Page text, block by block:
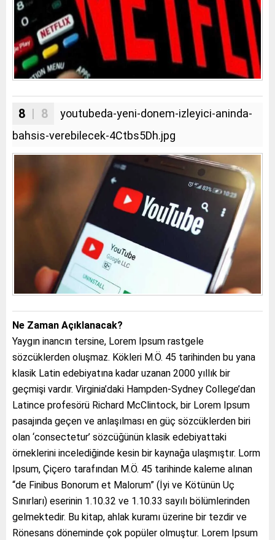
8 | 8
youtubeda-yeni-donem-izleyici-aninda-
bahsis-verebilecek-4Ctbs5Dh.jpg
Ne Zaman Açıklanacak?
Yaygın inancın tersine, Lorem Ipsum rastgele
sözcüklerden oluşmaz. Kökleri M.Ö. 45 tarihinden bu yana
klasik Latin edebiyatına kadar uzanan 2000 yıllık bir
geçmişi vardır. Virginia’daki Hampden-Sydney College’dan
Latince profesörü Richard McClintock, bir Lorem Ipsum
pasajında geçen ve anlaşılması en güç sözcüklerden biri
olan ‘consectetur’ sözcüğünün klasik edebiyattaki
örneklerini incelediğinde kesin bir kaynağa ulaşmıştır. Lorm
Ipsum, Çiçero tarafından M.Ö. 45 tarihinde kaleme alınan
“de Finibus Bonorum et Malorum” (İyi ve Kötünün Uç
Sınırları) eserinin 1.10.32 ve 1.10.33 sayılı bölümlerinden
gelmektedir. Bu kitap, ahlak kuramı üzerine bir tezdir ve
Rönesans döneminde çok popüler olmuştur. Lorem Ipsum